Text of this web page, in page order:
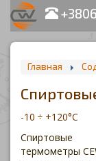
Главная
-10 ÷ +120°С
Спиртовые
термометры